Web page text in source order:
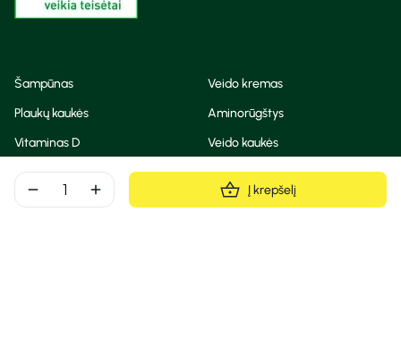
remove add Į krepšelį
Šampūnas
Veido kremas
Plaukų kaukės
Aminorūgštys
Vitaminas D
Veido kaukės
Korėjietiška kosmetika
Eteriniai aliejai
Dezodorantas
BB ir CC kremas